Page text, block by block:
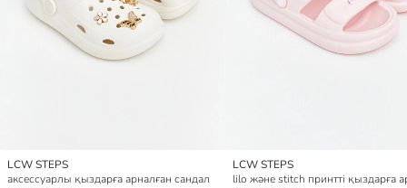
LCW STEPS
аксессуарлы қыздарға арналған сандал
LCW STEPS